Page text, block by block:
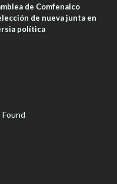
de Comfenalco
de nueva junta en
política